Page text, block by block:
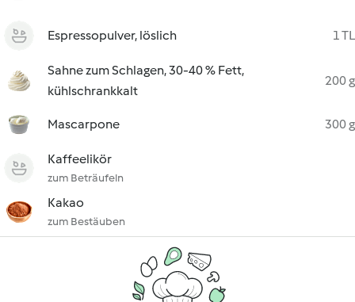
Espressopulver, löslich 1 TL
Sahne zum Schlagen, 30-40 % Fett,
kühlschrankkalt
200 g
Mascarpone 300 g
Kaffeelikör
zum Beträufeln
Kakao
zum Bestäuben